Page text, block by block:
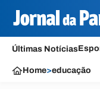
Últimas Notícias
Home>educação